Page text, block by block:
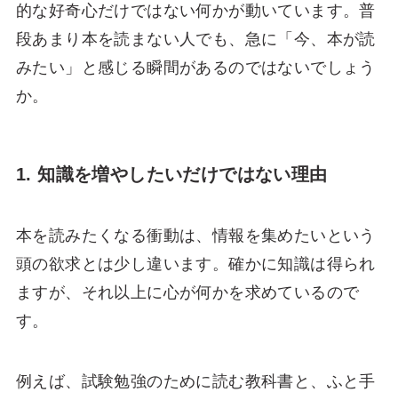
的な好奇心だけではない何かが動いています。普
段あまり本を読まない人でも、急に「今、本が読
みたい」と感じる瞬間があるのではないでしょう
か。
1. 知識を増やしたいだけではない理由
本を読みたくなる衝動は、情報を集めたいという
頭の欲求とは少し違います。確かに知識は得られ
ますが、それ以上に心が何かを求めているので
す。
例えば、試験勉強のために読む教科書と、ふと手